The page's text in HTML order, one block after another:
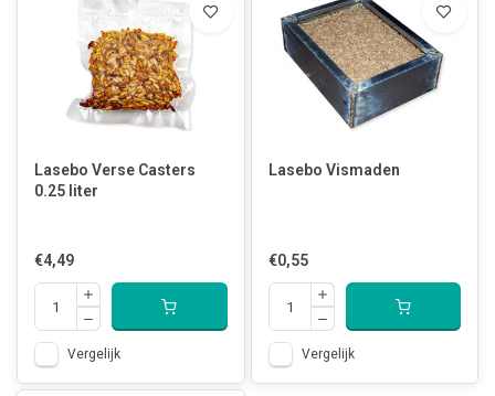
Lasebo Verse Casters
0.25 liter
€4,49
Vergelijk
Lasebo Vismaden
€0,55
Vergelijk